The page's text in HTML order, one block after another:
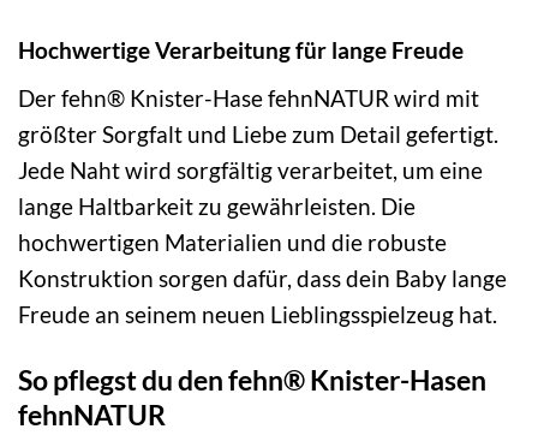
Hochwertige Verarbeitung für lange Freude
Der fehn® Knister-Hase fehnNATUR wird mit
größter Sorgfalt und Liebe zum Detail gefertigt.
Jede Naht wird sorgfältig verarbeitet, um eine
lange Haltbarkeit zu gewährleisten. Die
hochwertigen Materialien und die robuste
Konstruktion sorgen dafür, dass dein Baby lange
Freude an seinem neuen Lieblingsspielzeug hat.
So pflegst du den fehn® Knister-Hasen
fehnNATUR